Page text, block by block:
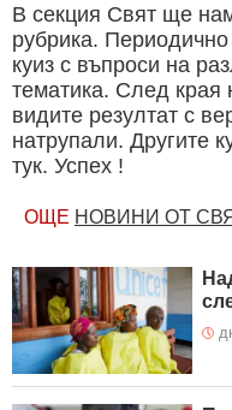
В секция Свят ще
рубрика.
куиз с въпроси на
тематика. След края
видите резултат с
натрупали. Другите
тук. Успех !
ОЩЕ НОВИНИ ОТ